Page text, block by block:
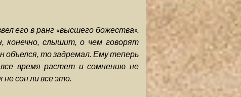
его в ранг «высшего божества».
конечно, слышит, о чем говорят
объелся, то задремал. Ему теперь
все время растет и сомнению не
сон ли все это.